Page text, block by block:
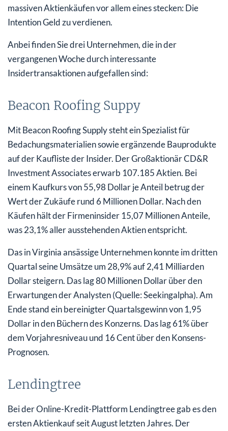
massiven Aktienkäufen vor allem eines stecken: Die
Intention Geld zu verdienen.
Anbei finden Sie drei Unternehmen, die in der
vergangenen Woche durch interessante
Insidertransaktionen aufgefallen sind:
Beacon Roofing Suppy
Mit Beacon Roofing Supply steht ein Spezialist für
Bedachungsmaterialien sowie ergänzende Bauprodukte
auf der Kaufliste der Insider. Der Großaktionär CD&R
Investment Associates erwarb 107.185 Aktien. Bei
einem Kaufkurs von 55,98 Dollar je Anteil betrug der
Wert der Zukäufe rund 6 Millionen Dollar. Nach den
Käufen hält der Firmeninsider 15,07 Millionen Anteile,
was 23,1% aller ausstehenden Aktien entspricht.
Das in Virginia ansässige Unternehmen konnte im dritten
Quartal seine Umsätze um 28,9% auf 2,41 Milliarden
Dollar steigern. Das lag 80 Millionen Dollar über den
Erwartungen der Analysten (Quelle: Seekingalpha). Am
Ende stand ein bereinigter Quartalsgewinn von 1,95
Dollar in den Büchern des Konzerns. Das lag 61% über
dem Vorjahresniveau und 16 Cent über den Konsens-
Prognosen.
Lendingtree
Bei der Online-Kredit-Plattform Lendingtree gab es den
ersten Aktienkauf seit August letzten Jahres. Der